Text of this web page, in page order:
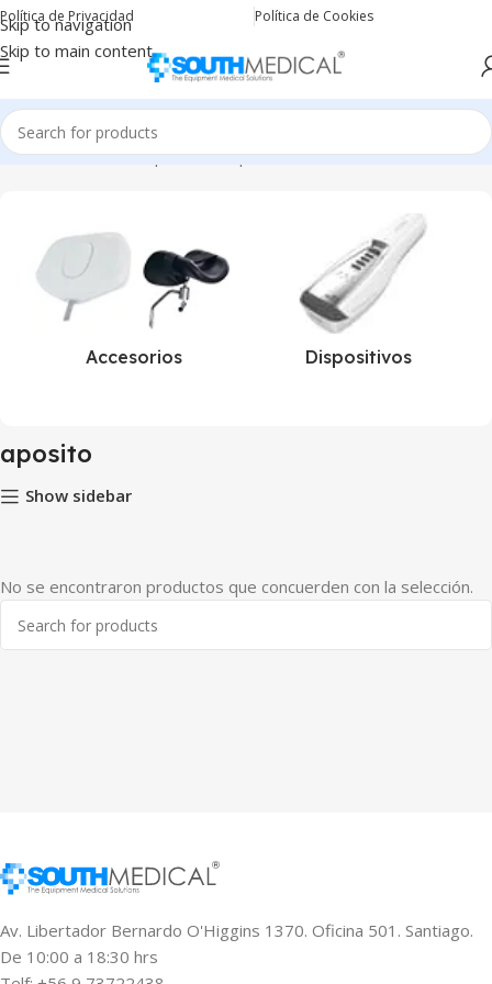
Skip to navigation
Skip to main content
Política de Privacidad Política de Cookies
Inicio Productos etiquetados “aposito”
Accesorios Dispositivos
aposito
Show sidebar
No se encontraron productos que concuerden con la selección.
Av. Libertador Bernardo O'Higgins 1370. Oficina 501. Santiago.
De 10:00 a 18:30 hrs